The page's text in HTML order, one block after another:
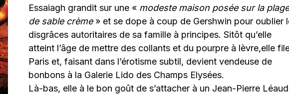
Essaiagh grandit sur une « modeste maison posée sur la plage
de sable crème» et se dope à coup de Gershwin pour oublier
disgrâces autoritaires de sa famille à principes. Sitôt qu’elle
atteint l’âge de mettre des collants et du pourpre à lèvre,elle
Paris et, faisant dans l’érotisme subtil, devient vendeuse de
bonbons à la Galerie Lido des Champs Elysées.
Là-bas, elle à le bon goût de s’attacher à un Jean-Pierre Léaud